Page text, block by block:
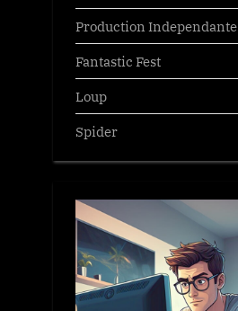
Production Independante
Fantastic Fest
Loup
Spider